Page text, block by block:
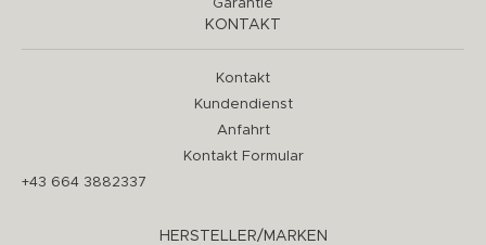
Garantie
KONTAKT
Kontakt
Kundendienst
Anfahrt
Kontakt Formular
+43 664 3882337
HERSTELLER/MARKEN